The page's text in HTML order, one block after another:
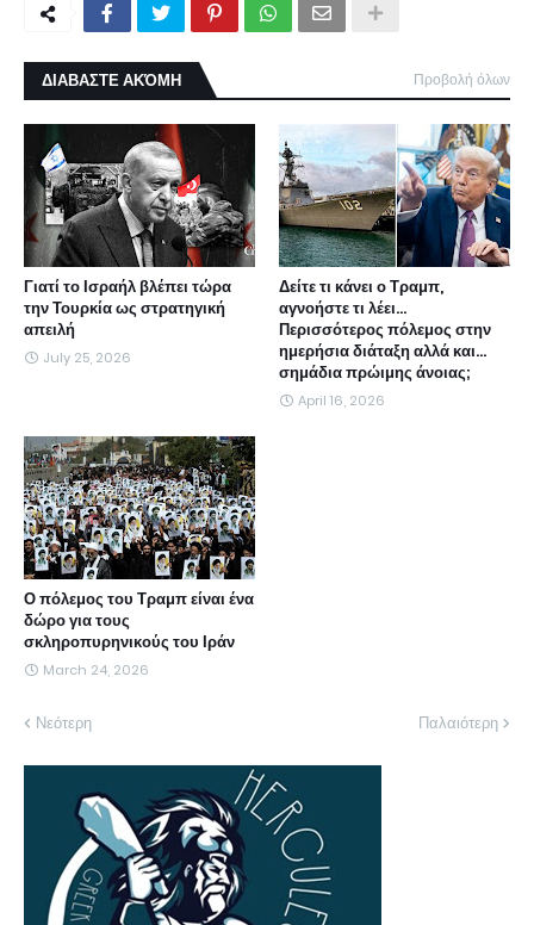
ΔΙΑΒΑΣΤΕ ΑΚΌΜΗ Προβολή όλων
Γιατί το Ισραήλ βλέπει τώρα
την Τουρκία ως στρατηγική
απειλή
July 25, 2026
Δείτε τι κάνει ο Τραμπ,
αγνοήστε τι λέει...
Περισσότερος πόλεμος στην
ημερήσια διάταξη αλλά και...
σημάδια πρώιμης άνοιας;
April 16, 2026
Ο πόλεμος του Τραμπ είναι ένα
δώρο για τους
σκληροπυρηνικούς του Ιράν
March 24, 2026
Νεότερη Παλαιότερη